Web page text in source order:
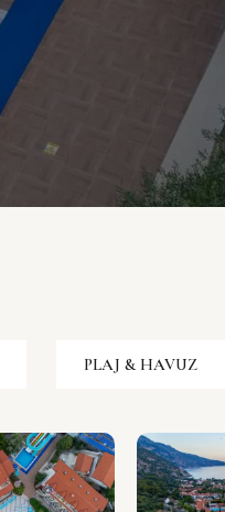
PLAJ & HAVUZ